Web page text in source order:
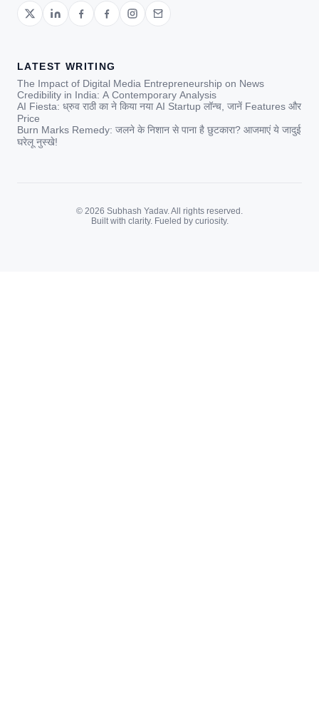
LATEST WRITING
The Impact of Digital Media Entrepreneurship on News
Credibility in India: A Contemporary Analysis
AI Fiesta: ध्रुव राठी का ने किया नया AI Startup लॉन्च, जानें Features और
Price
Burn Marks Remedy: जलने के निशान से पाना है छुटकारा? आजमाएं ये जादुई
घरेलू नुस्खे!
© 2026 Subhash Yadav. All rights reserved.
Built with clarity. Fueled by curiosity.